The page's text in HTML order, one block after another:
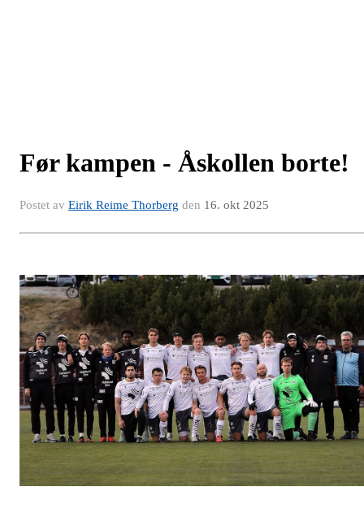
Før kampen - Åskollen borte!
Postet av Eirik Reime Thorberg den 16. okt 2025